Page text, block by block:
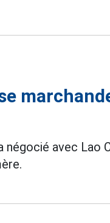
négocié avec Lao